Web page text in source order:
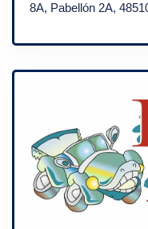
8A, Pabellón 2A,